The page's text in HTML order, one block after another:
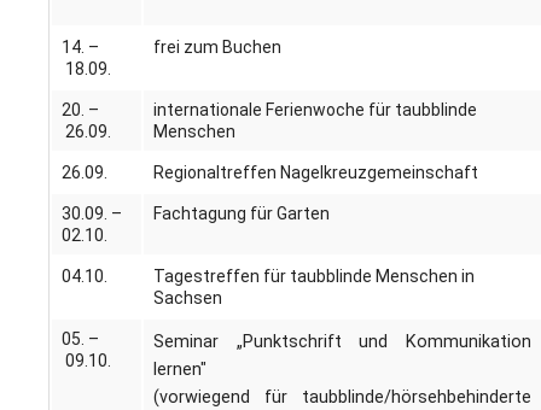
14. –
18.09.
frei zum Buchen
20. –
26.09.
internationale Ferienwoche für taubblinde
Menschen
26.09. Regionaltreffen Nagelkreuzgemeinschaft
30.09. –
02.10.
Fachtagung für Garten
04.10.
Tagestreffen für taubblinde Menschen in
Sachsen
05. –
09.10.
Seminar „Punktschrift und Kommunikation
lernen"
(vorwiegend für taubblinde/hörsehbehinderte